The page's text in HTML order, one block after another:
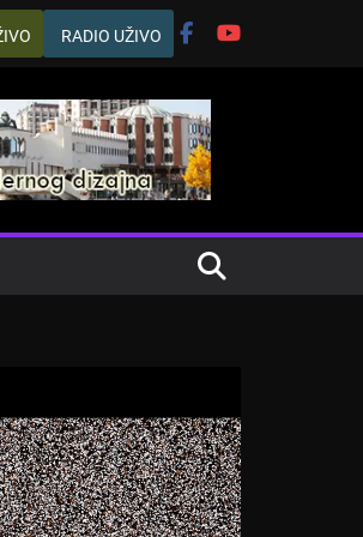
RADIO UŽIVO